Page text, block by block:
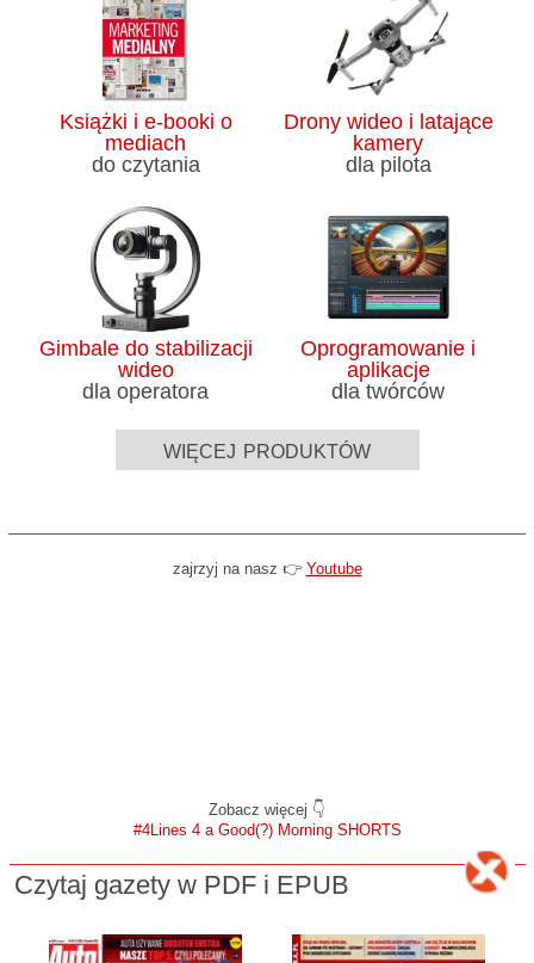
Książki i e-booki o
mediach
do czytania
Drony wideo i latające
kamery
dla pilota
Gimbale do stabilizacji
wideo
dla operatora
Oprogramowanie i
aplikacje
dla twórców
więcej produktów
zajrzyj na nasz 👉 Youtube
Zobacz więcej 👇
#4Lines 4 a Good(?) Morning SHORTS
Czytaj gazety w PDF i EPUB